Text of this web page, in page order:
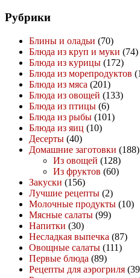
Рубрики
Блины и оладьи (70)
Блюда из круп и муки (74)
Блюда из курицы (172)
Блюда из морепродуктов
Блюда из мяса (201)
Блюда из овощей (133)
Блюда из птицы (6)
Блюда из рыбы (101)
Блюда из яиц (10)
Десерты (40)
Домашние заготовки (188)
Из овощей (128)
Из фруктов (60)
Закуски (156)
Лучшие рецепты (2)
Молочные продукты (10)
Мясные салаты (99)
Напитки (30)
Несладкая выпечка (87)
Овощные салаты (111)
Первые блюда (89)
Рецепты для аэрогриля